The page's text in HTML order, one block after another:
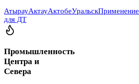
АтырауАктауАктобеУральскПрименение
для ДТ
Промышленность
Центра и
Севера